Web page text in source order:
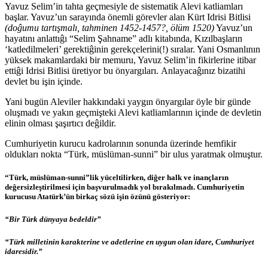
Yavuz Selim’in tahta geçmesiyle de sistematik Alevi katliamları
başlar. Yavuz’un sarayında önemli görevler alan Kürt Idrisi Bitlisi
(doĝumu tartışmalı, tahminen 1452-1457?, ölüm 1520)Yavuz’un
hayatını anlattıĝı “Selim Şahname” adlı kitabında, Kızılbaşların
‘katledilmeleri’ gerektiĝinin gerekçelerini(!) sıralar. Yani Osmanlının
yüksek makamlardaki bir memuru, Yavuz Selim’in fikirlerine itibar
ettiĝi Idrisi Bitlisi üretiyor bu önyargıları. Anlayacaĝınız bizatihi
devlet bu işin içinde.
Yani bugün Aleviler hakkındaki yaygın önyargılar öyle bir günde
oluşmadı ve yakın geçmişteki Alevi katliamlarının içinde de devletin
elinin olması şaşırtıcı deĝildir.
Cumhuriyetin kurucu kadrolarının sonunda üzerinde hemfikir
oldukları nokta “Türk, müslüman-sunni” bir ulus yaratmak olmuştur.
“Türk, müslüman-sunni”lik yüceltilirken, diĝer halk ve inançların
deĝersizleştirilmesi için başvurulmadık yol bırakılmadı. Cumhuriyetin
kurucusu Atatürk’ün birkaç sözü işin özünü gösteriyor:
“Bir Türk dünyaya bedeldir”
“Türk milletinin karakterine ve adetlerine en uygun olan idare, Cumhuriyet
idaresidir.”